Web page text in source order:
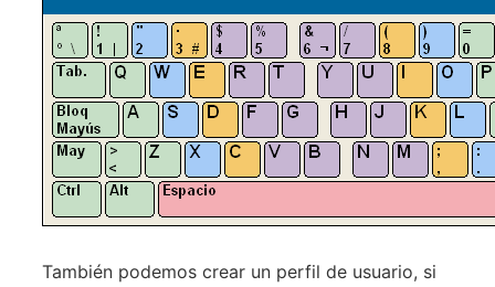
También podemos crear un perfil de usuario, si